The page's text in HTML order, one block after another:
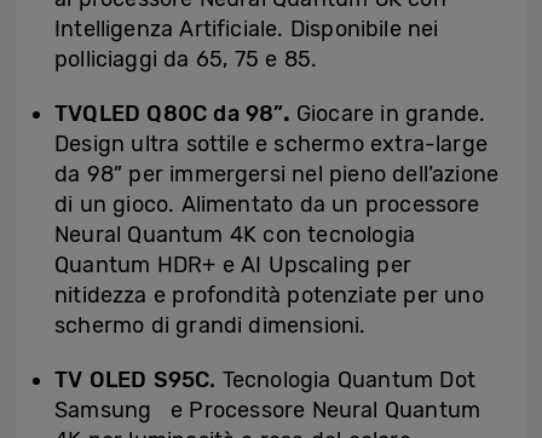
Intelligenza Artificiale. Disponibile nei
polliciaggi da 65, 75 e 85.
TVQLED Q80C da 98”. Giocare in grande.
Design ultra sottile e schermo extra-large
da 98” per immergersi nel pieno dell’azione
di un gioco. Alimentato da un processore
Neural Quantum 4K con tecnologia
Quantum HDR+ e AI Upscaling per
nitidezza e profondità potenziate per uno
schermo di grandi dimensioni.
TV OLED S95C. Tecnologia Quantum Dot
Samsung e Processore Neural Quantum